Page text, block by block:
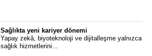
Sağlıkta yeni kariyer dönemi
​Yapay zekâ, biyoteknoloji ve dijitalleşme yalnızca
sağlık hizmetlerini...